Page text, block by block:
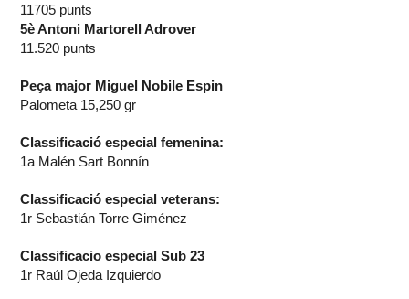
11705 punts
5è Antoni Martorell Adrover
11.520 punts
Peça major Miguel Nobile Espin
Palometa 15,250 gr
Classificació especial femenina:
1a Malén Sart Bonnín
Classificació especial veterans:
1r Sebastián Torre Giménez
Classificacio especial Sub 23
1r Raúl Ojeda Izquierdo